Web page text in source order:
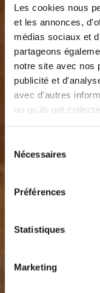
Les cookies nous
et les annonces,
médias sociaux et
partageons
notre site avec nos
publicité et
avec d'autres
ou qu'ils ont
Nécessaires
Préférences
Statistiques
Marketing